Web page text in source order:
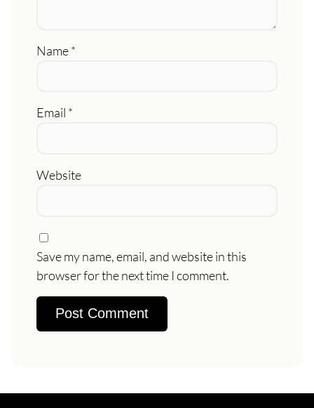
Name*
Email *
Website
Save my name, email, and website in this
browser for the next time I comment.